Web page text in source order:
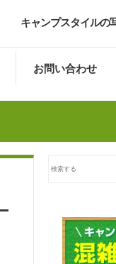
キャンプスタイルの
お問い合わせ